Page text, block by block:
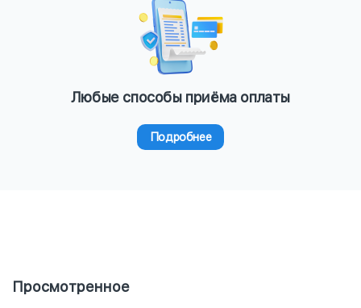
Любые способы приёма оплаты
Подробнее
Просмотренное